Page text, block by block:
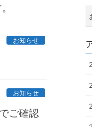
お知らせ
お知らせ
ご確認